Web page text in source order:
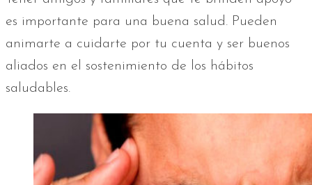
es importante para una buena salud. Pueden
animarte a cuidarte por tu cuenta y ser buenos
aliados en el sostenimiento de los hábitos
saludables.